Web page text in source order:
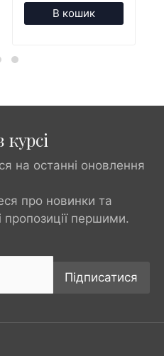
В кошик
курсі
на останні оновлення
про новинки та
пропозиції першими.
Підписатися